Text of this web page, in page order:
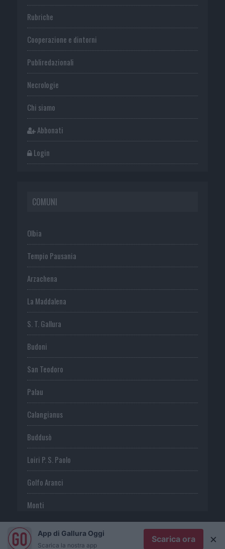
Rubriche
Cooperazione e dintorni
Publiredazionali
Necrologie
Chi siamo
Abbonati
Login
COMUNI
Olbia
Tempio Pausania
Arzachena
La Maddalena
S. T. Gallura
Budoni
San Teodoro
Palau
Calangianus
Buddusò
Loiri P. S. Paolo
Golfo Aranci
Monti
Telti
App di Gallura Oggi
Scarica la nostra app
Scarica ora ×